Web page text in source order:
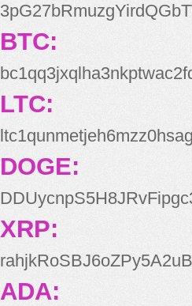
BTC:
LTC:
DOGE:
XRP:
ADA: